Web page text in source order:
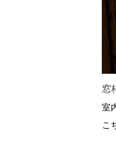
窓
室
こ